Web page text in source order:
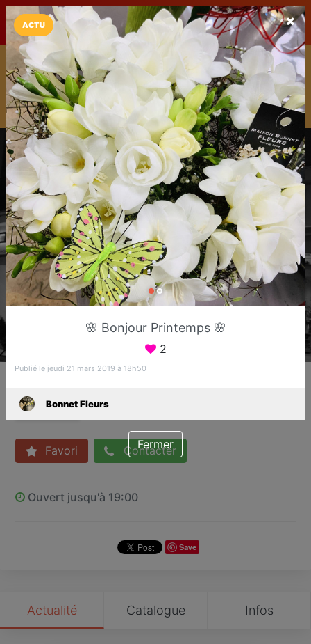
LaCarte LaCarte sur
Play Store
Installez l'App LaCarte
Téléchargez gratuitement l'app LaCarte pour suivre vos
commerces favoris et ne rien rater !
Télécharger Plus tard
Bonnet Fleurs
Fréjus
Favori Contacter
Ouvert jusqu'à 19:00
Save
Actualité Catalogue Infos
ACTU
🌸 Bonjour Printemps 🌸
2
Publié le jeudi 21 mars 2019 à 18h50
Bonnet Fleurs
Fermer